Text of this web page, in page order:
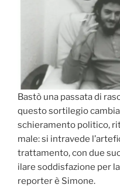
Bastò una passata di
questo sortilegio
schieramento politico,
male: si intravede
trattamento, con due
ilare soddisfazione per
reporter è Simone.